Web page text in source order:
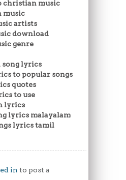
christian music
music
artists
download
genre
song lyrics
to popular songs
quotes
to use
lyrics
lyrics malayalam
lyrics tamil
in to post a